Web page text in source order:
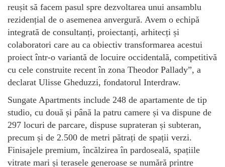
reușit să facem pasul spre dezvoltarea unui ansamblu
rezidențial de o asemenea anvergură. Avem o echipă
integrată de consultanți, proiectanți, arhitecți și
colaboratori care au ca obiectiv transformarea acestui
proiect într-o variantă de locuire occidentală, competitivă
cu cele construite recent în zona Theodor Pallady”, a
declarat Ulisse Gheduzzi, fondatorul Interdraw.
Sungate Apartments include 248 de apartamente de tip
studio, cu două și până la patru camere și va dispune de
297 locuri de parcare, dispuse suprateran și subteran,
precum și de 2.500 de metri pătrați de spații verzi.
Finisajele premium, încălzirea în pardoseală, spațiile
vitrate mari și terasele generoase se numără printre